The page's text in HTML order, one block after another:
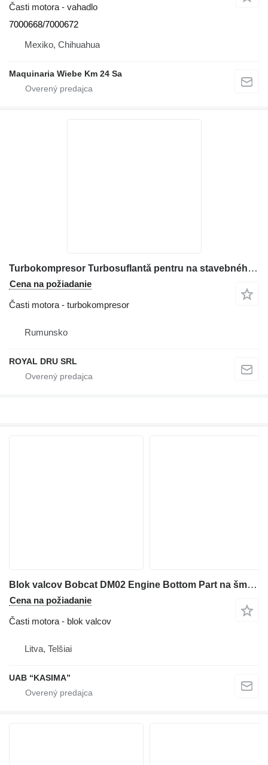
Časti motora - vahadlo
7000668/7000672
Mexiko, Chihuahua
Maquinaria Wiebe Km 24 Sa
Turbokompresor Turbosuflantă pentru na stavebného stroja Bobcat S630, S650, T630, T650
Cena na požiadanie
Časti motora - turbokompresor
Rumunsko
ROYAL DRU SRL
Blok valcov Bobcat DM02 Engine Bottom Part na šmykom riadeného nakladača Bobcat S76
Cena na požiadanie
Časti motora - blok valcov
Litva, Telšiai
UAB “KASIMA”